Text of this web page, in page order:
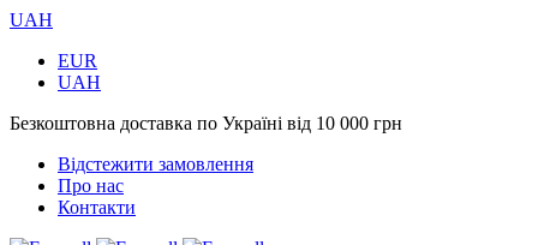
UAH
EUR
UAH
Безкоштовна доставка по Україні від 10 000 грн
Відстежити замовлення
Про нас
Контакти